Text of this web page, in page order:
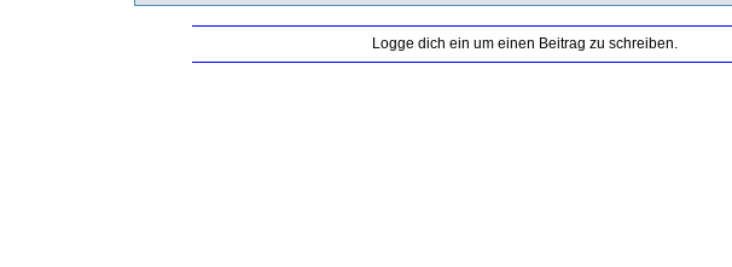
Logge dich ein um einen Beitrag zu schreiben.